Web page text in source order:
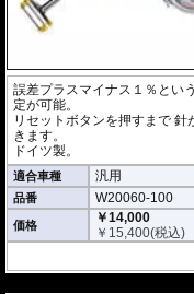
誤差プラスマイナス１％とい
定が可能。
リセットボタンを押すまで
きます。
ドイツ製。
適合車種 汎用
品番 W20060-100
価格
￥14,000
￥ 15,400(税込)